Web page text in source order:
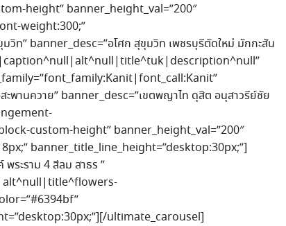
height” banner_height_val=”200″
weight:300;”
” banner_desc=”อโศก สุขุมวิท เพชรบุรีตัดใหม่ มักกะสัน
านควาย” banner_desc=”เขตพญาไท ดุสิต อนุสาวรีย์ชัย
custom-height” banner_height_val=”200″
banner_title_line_height=”desktop:30px;”]
ระราม 4 สีลม สาธร ”
ultimate_carousel]